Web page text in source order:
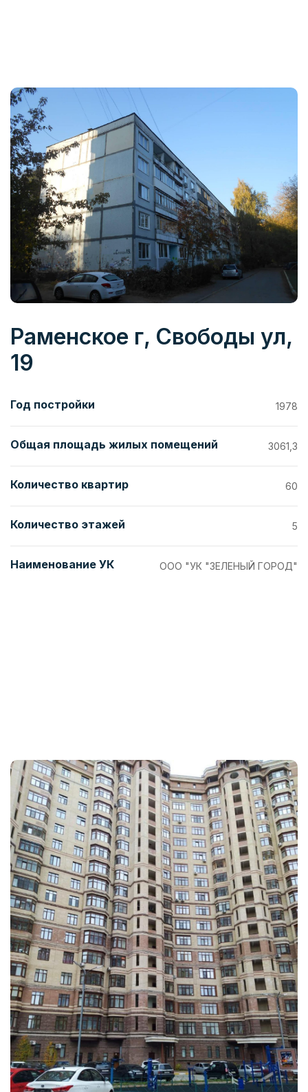
Раменское г, Свободы ул,
19
Год постройки 1978
Общая площадь жилых помещений 3061,3
Количество квартир 60
Количество этажей 5
Наименование УК ООО "УК "ЗЕЛЕНЫЙ ГОРОД"